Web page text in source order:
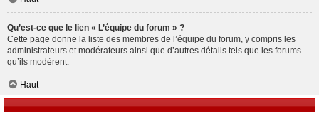
Qu’est-ce que le lien « L’équipe du forum » ?
Cette page donne la liste des membres de l’équipe du forum, y compris les
administrateurs et modérateurs ainsi que d’autres détails tels que les forums
qu’ils modèrent.
Haut